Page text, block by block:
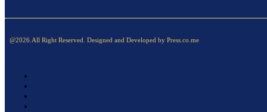
@2026.All Right Reserved. Designed and Developed by Press.co.me